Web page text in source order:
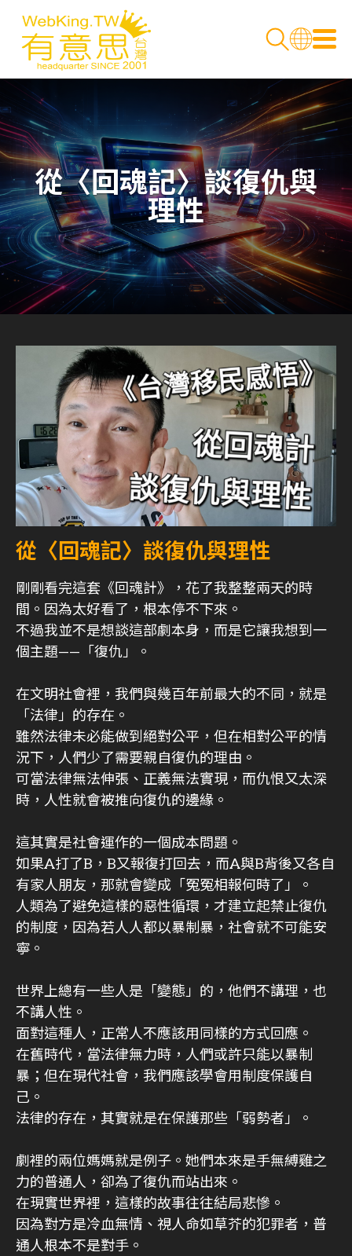
從〈回魂記〉談復仇與
理性
從〈回魂記〉談復仇與理性
剛剛看完這套《回魂計》，花了我整整兩天的時
間。因為太好看了，根本停不下來。
不過我並不是想談這部劇本身，而是它讓我想到一
個主題——「復仇」。
在文明社會裡，我們與幾百年前最大的不同，就是
「法律」的存在。
雖然法律未必能做到絕對公平，但在相對公平的情
況下，人們少了需要親自復仇的理由。
可當法律無法伸張、正義無法實現，而仇恨又太深
時，人性就會被推向復仇的邊緣。
這其實是社會運作的一個成本問題。
如果A打了B，B又報復打回去，而A與B背後又各自
有家人朋友，那就會變成「冤冤相報何時了」。
人類為了避免這樣的惡性循環，才建立起禁止復仇
的制度，因為若人人都以暴制暴，社會就不可能安
寧。
世界上總有一些人是「變態」的，他們不講理，也
不講人性。
面對這種人，正常人不應該用同樣的方式回應。
在舊時代，當法律無力時，人們或許只能以暴制
暴；但在現代社會，我們應該學會用制度保護自
己。
法律的存在，其實就是在保護那些「弱勢者」。
劇裡的兩位媽媽就是例子。她們本來是手無縛雞之
力的普通人，卻為了復仇而站出來。
在現實世界裡，這樣的故事往往結局悲慘。
因為對方是冷血無情、視人命如草芥的犯罪者，普
通人根本不是對手。